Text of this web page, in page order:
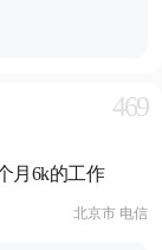
469
月6k的工作
北京市 电信